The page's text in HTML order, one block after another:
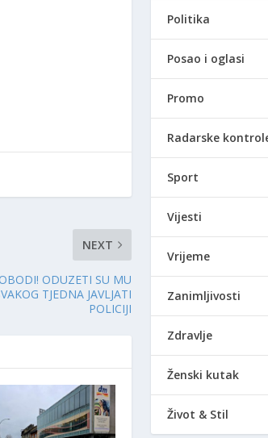
NEXT
ODUZETI SU MU
TJEDNA JAVLJATI
POLICIJI
Politika
Posao i oglasi
Promo
Radarske
Sport
Vijesti
Vrijeme
Zanimljivosti
Zdravlje
Ženski kutak
Život & Stil